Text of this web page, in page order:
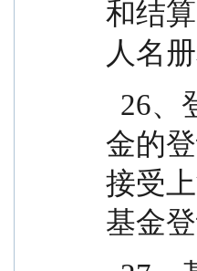
和结
人名
金的
接受
基金